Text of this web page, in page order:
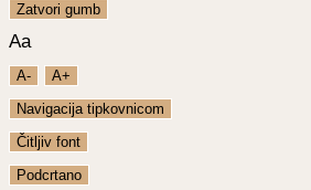
Zatvori gumb
Aa
A-
A+
Navigacija tipkovnicom
Čitljiv font
Podcrtano